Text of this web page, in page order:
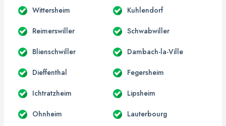
Wittersheim Kuhlendorf
Reimerswiller Schwabwiller
Blienschwiller Dambach-la-Ville
Dieffenthal Fegersheim
Ichtratzheim Lipsheim
Ohnheim Lauterbourg